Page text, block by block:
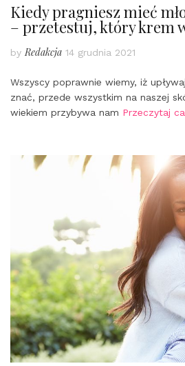
Kiedy pragniesz mieć
– przetestuj, który krem
by Redakcja 14 grudnia 2021
Wszyscy poprawnie wiemy, iż
znać, przede wszystkim na naszej
wiekiem przybywa nam Przeczytaj